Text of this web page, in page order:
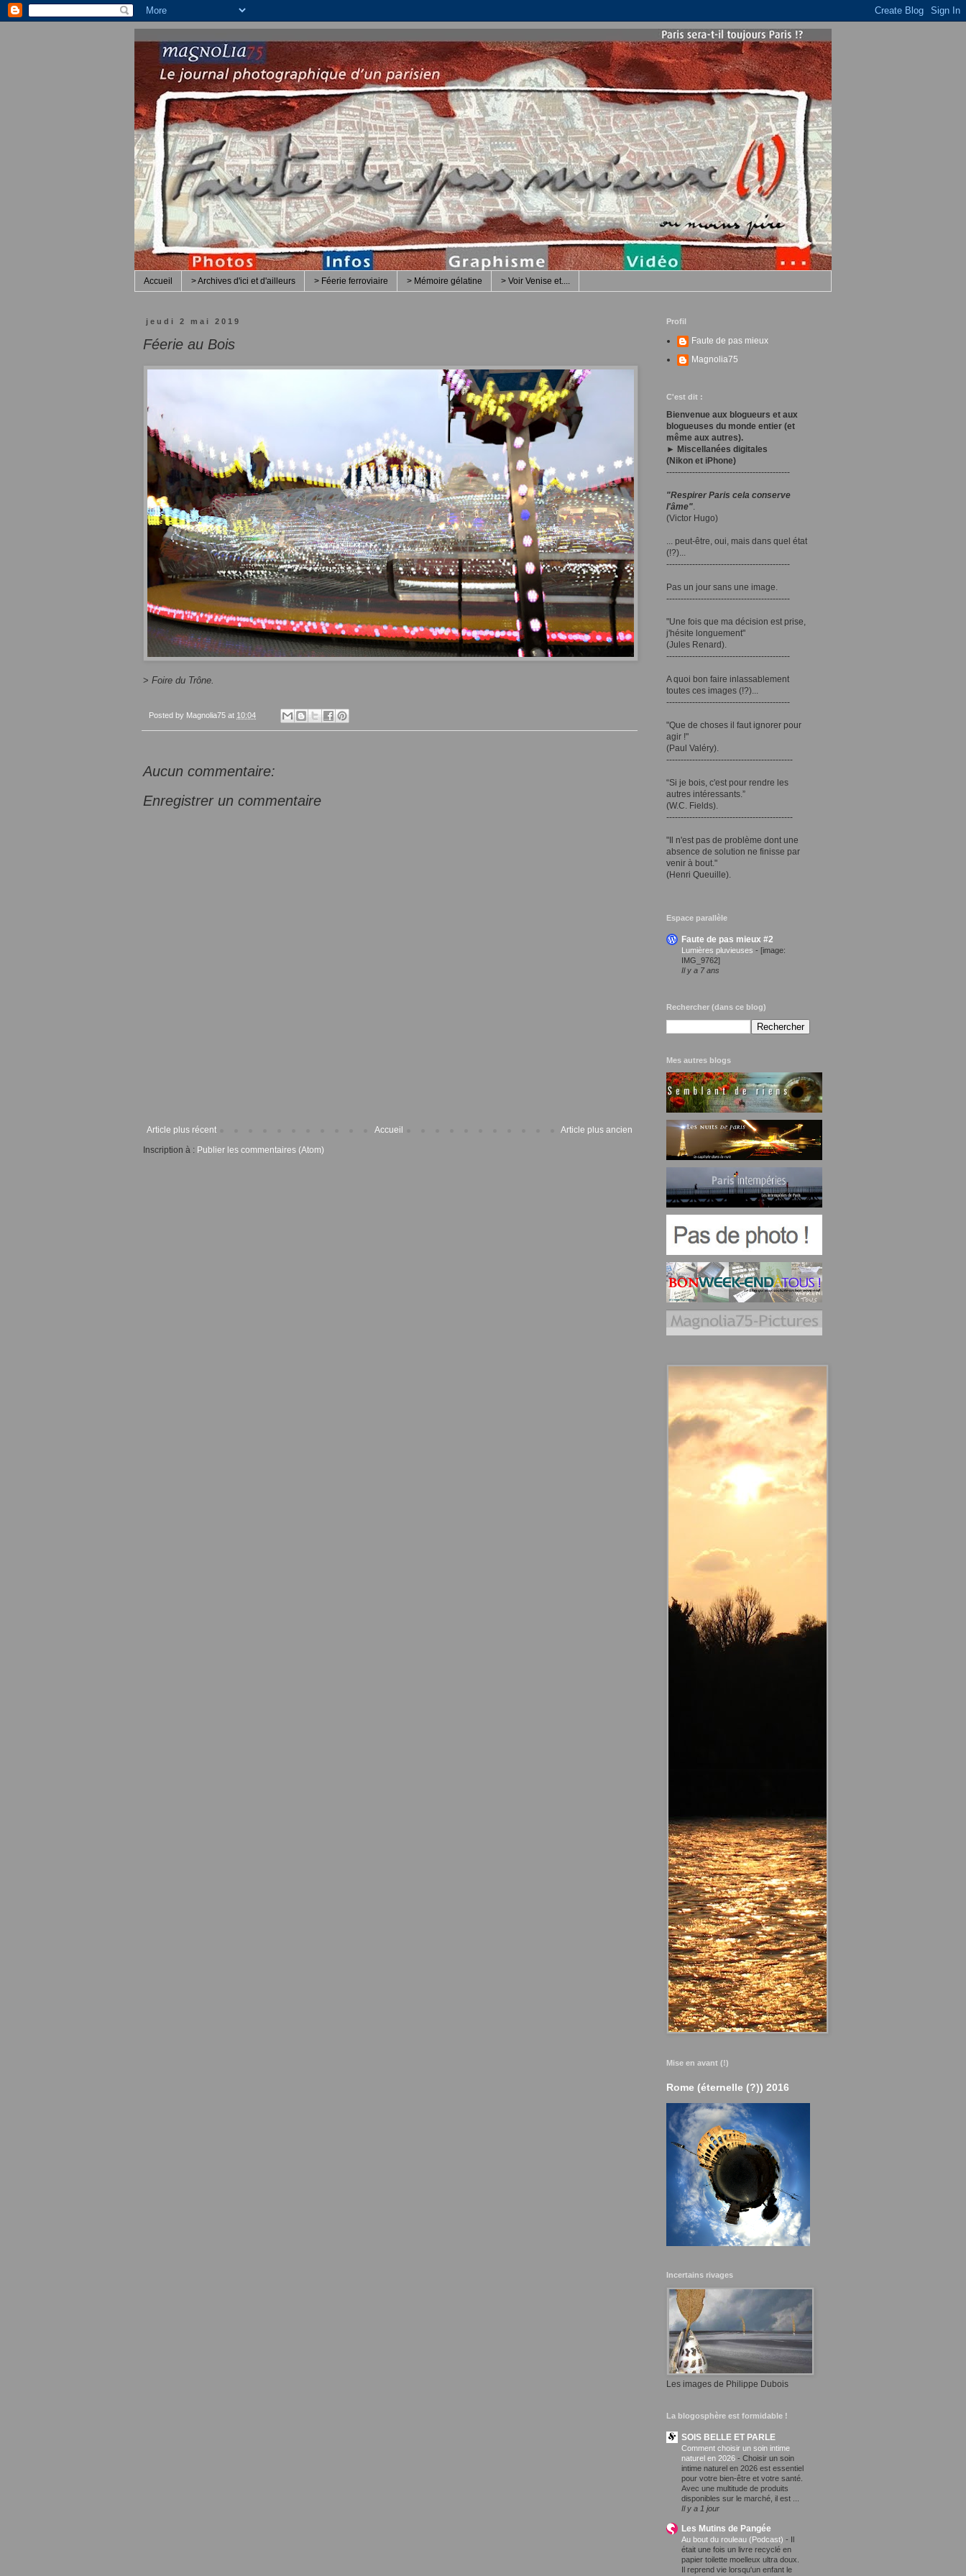
Accueil > Archives d'ici et d'ailleurs > Féerie ferroviaire > Mémoire gélatine > Voir Venise et....
jeudi 2 mai 2019
Féerie au Bois
> Foire du Trône.
Posted by Magnolia75 at 10:04
Aucun commentaire:
Enregistrer un commentaire
Article plus récent Article plus ancien
Accueil
Inscription à : Publier les commentaires (Atom)
Profil
Faute de pas mieux
Magnolia75
C'est dit :
Bienvenue aux blogueurs et aux
blogueuses du monde entier (et
même aux autres).
► Miscellanées digitales
(Nikon et iPhone)
-------------------------------------------
"Respirer Paris cela conserve
l'âme".
(Victor Hugo)
... peut-être, oui, mais dans quel état
(!?)...
-------------------------------------------
Pas un jour sans une image.
-------------------------------------------
"Une fois que ma décision est prise,
j'hésite longuement"
(Jules Renard).
-------------------------------------------
A quoi bon faire inlassablement
toutes ces images (!?)...
-------------------------------------------
"Que de choses il faut ignorer pour
agir !"
(Paul Valéry).
--------------------------------------------
“Si je bois, c'est pour rendre les
autres intéressants.”
(W.C. Fields).
--------------------------------------------
"Il n'est pas de problème dont une
absence de solution ne finisse par
venir à bout."
(Henri Queuille).
Espace parallèle
Faute de pas mieux #2
Lumières pluvieuses - [image:
IMG_9762]
Il y a 7 ans
Rechercher (dans ce blog)
Mes autres blogs
Mise en avant (!)
Rome (éternelle (?)) 2016
Incertains rivages
Les images de Philippe Dubois
La blogosphère est formidable !
SOIS BELLE ET PARLE
Comment choisir un soin intime
naturel en 2026 - Choisir un soin
intime naturel en 2026 est essentiel
pour votre bien-être et votre santé.
Avec une multitude de produits
disponibles sur le marché, il est ...
Il y a 1 jour
Les Mutins de Pangée
Au bout du rouleau (Podcast) - Il
était une fois un livre recyclé en
papier toilette moelleux ultra doux.
Il reprend vie lorsqu'un enfant le